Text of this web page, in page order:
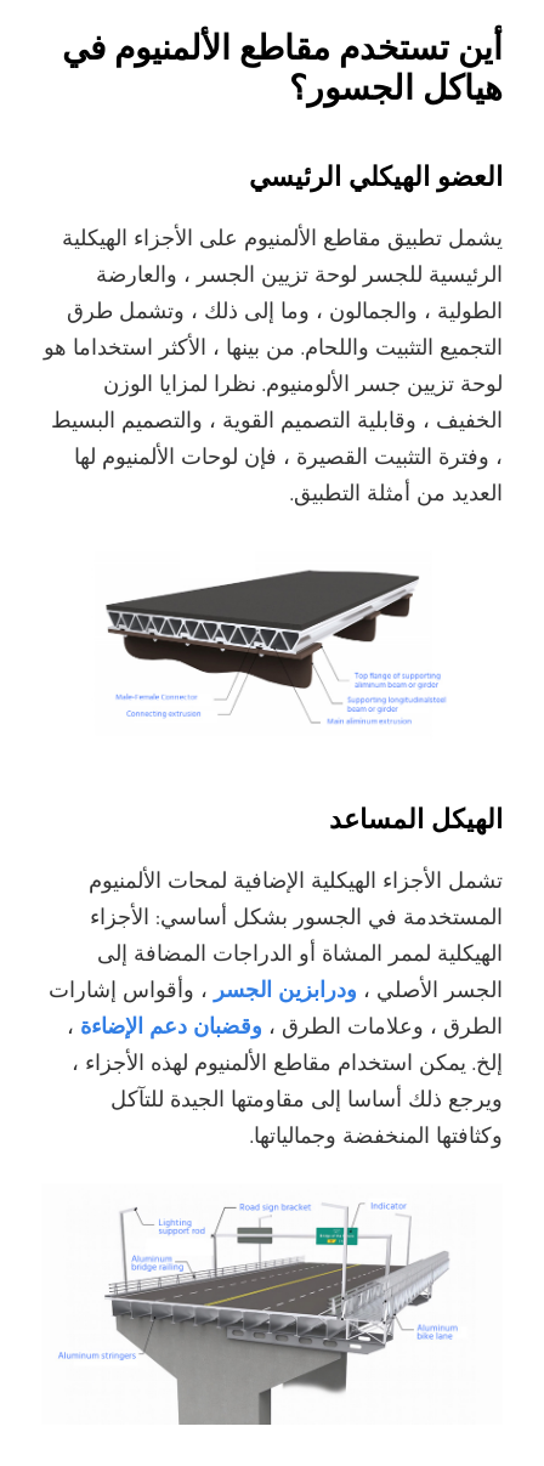
أين تستخدم مقاطع الألمنيوم في
هياكل الجسور؟
العضو الهيكلي الرئيسي
يشمل تطبيق مقاطع الألمنيوم على الأجزاء الهيكلية
الرئيسية للجسر لوحة تزيين الجسر ، والعارضة
الطولية ، والجمالون ، وما إلى ذلك ، وتشمل طرق
التجميع التثبيت واللحام. من بينها ، الأكثر استخداما هو
لوحة تزيين جسر الألومنيوم. نظرا لمزايا الوزن
الخفيف ، وقابلية التصميم القوية ، والتصميم البسيط
، وفترة التثبيت القصيرة ، فإن لوحات الألمنيوم لها
العديد من أمثلة التطبيق.
الهيكل المساعد
تشمل الأجزاء الهيكلية الإضافية لمحات الألمنيوم
المستخدمة في الجسور بشكل أساسي: الأجزاء
الهيكلية لممر المشاة أو الدراجات المضافة إلى
الجسر الأصلي ، ودرابزين الجسر، وأقواس إشارات
الطرق ، وعلامات الطرق ، وقضبان دعم الإضاءة ،
إلخ. يمكن استخدام مقاطع الألمنيوم لهذه الأجزاء ،
ويرجع ذلك أساسا إلى مقاومتها الجيدة للتآكل
وكثافتها المنخفضة وجمالياتها.